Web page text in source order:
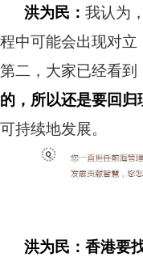
洪为民： 我认为
程中可能会出现对立
第二，大家已经看到
的，所以还是要回归
可持续地发展。
洪为民：香港要